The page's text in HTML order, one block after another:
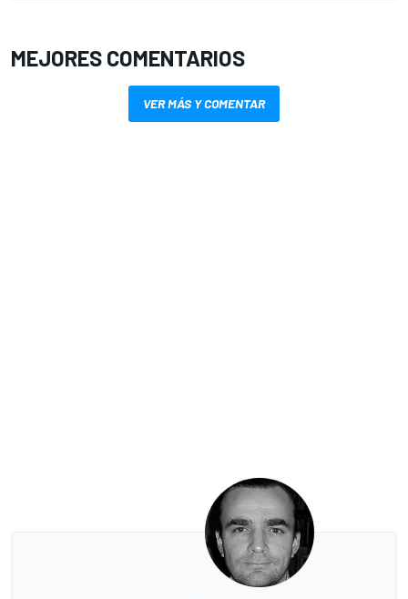
MEJORES COMENTARIOS
VER MÁS Y COMENTAR